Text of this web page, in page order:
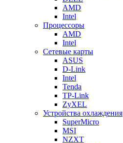
AMD
Intel
Процессоры
AMD
Intel
Сетевые карты
ASUS
D-Link
Intel
Tenda
TP-Link
ZyXEL
Устройства охлаждения
SuperMicro
MSI
NZXT